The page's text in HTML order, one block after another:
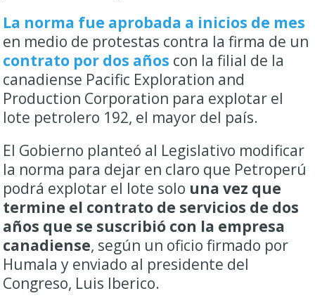
La norma fue aprobada a inicios de mes
en medio de protestas contra la firma de un
contrato por dos años con la filial de la
canadiense Pacific Exploration and
Production Corporation para explotar el
lote petrolero 192, el mayor del país.
El Gobierno planteó al Legislativo modificar
la norma para dejar en claro que Petroperú
podrá explotar el lote solo una vez que
termine el contrato de servicios de dos
años que se suscribió con la empresa
canadiense, según un oficio firmado por
Humala y enviado al presidente del
Congreso, Luis Iberico.